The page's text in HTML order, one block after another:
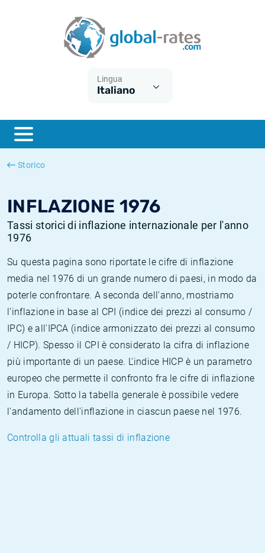
Lingua
Italiano
Storico
INFLAZIONE 1976
Tassi storici di inflazione internazionale per l'anno
1976
Su questa pagina sono riportate le cifre di inflazione
media nel 1976 di un grande numero di paesi, in modo da
poterle confrontare. A seconda dell'anno, mostriamo
l'inflazione in base al CPI (indice dei prezzi al consumo /
IPC) e all'IPCA (indice armonizzato dei prezzi al consumo
/ HICP). Spesso il CPI è considerato la cifra di inflazione
più importante di un paese. L'indice HICP è un parametro
europeo che permette il confronto fra le cifre di inflazione
in Europa. Sotto la tabella generale è possibile vedere
l'andamento dell'inflazione in ciascun paese nel 1976.
Controlla gli attuali tassi di inflazione
ESTER
SONIA
Cos'è l'inflazione CPI?
Cos'è l'inflazione HICP?
Inflazione Italia
Inflazione Stati Uniti
Tassi storici Euribor
Tassi storici di SONIA
Tassi storici di TONAR
Calcolatore dell’inflazione